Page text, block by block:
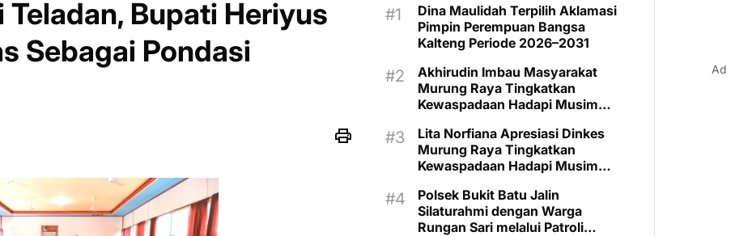
Bupati Heriyus
Sebagai Pondasi
Dina Maulidah Terpilih Aklamasi
Pimpin Perempuan Bangsa
Kalteng Periode 2026–2031
Akhirudin Imbau Masyarakat
Murung Raya Tingkatkan
Kewaspadaan Hadapi Musim
Lita Norfiana Apresiasi Dinkes
Murung Raya Tingkatkan
Kewaspadaan Hadapi Musim
Polsek Bukit Batu Jalin
Silaturahmi dengan Warga
Rungan Sari melalui Patroli
Ad